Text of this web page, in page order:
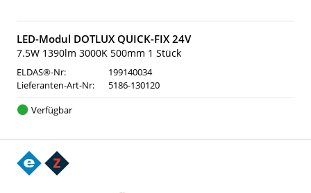
LED-Modul DOTLUX QUICK-FIX 24V
7.5W 1390lm 3000K 500mm 1 Stück
ELDAS®-Nr:
199140034
Lieferanten-Art-Nr:
5186-130120
Verfügbar